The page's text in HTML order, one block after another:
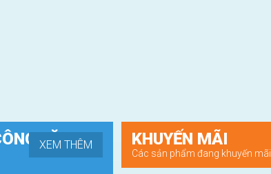
LẶP
XEM THÊM KHUYẾN MÃI
Các sản phẩm đang khuyến mãi